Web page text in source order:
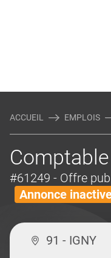
ACCUEIL EMPLOIS
#61249 - Offre
Annonce
91 - IGNY